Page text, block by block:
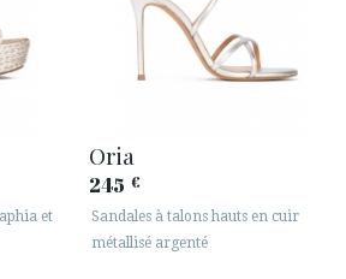
et
Oria
245 €
Sandales à talons hauts en cuir
métallisé argenté